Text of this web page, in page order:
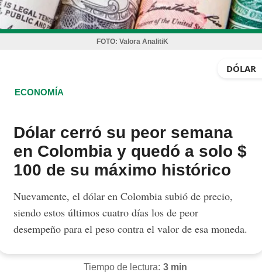
FOTO: Valora AnalitiK
DÓLAR
ECONOMÍA
Dólar cerró su peor semana
en Colombia y quedó a solo $
100 de su máximo histórico
Nuevamente, el dólar en Colombia subió de precio,
siendo estos últimos cuatro días los de peor
desempeño para el peso contra el valor de esa moneda.
Tiempo de lectura: 3 min